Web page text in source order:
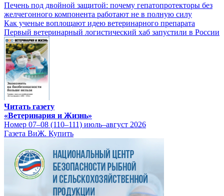
Печень под двойной защитой: почему гепатопротекторы без
желчегонного компонента работают не в полную силу
Как ученые воплощают идею ветеринарного препарата
Первый ветеринарный логистический хаб запустили в России
Читать газету
«Ветеринария и Жизнь»
Номер 07–08 (110–111) июль–август 2026
Газета ВиЖ. Купить